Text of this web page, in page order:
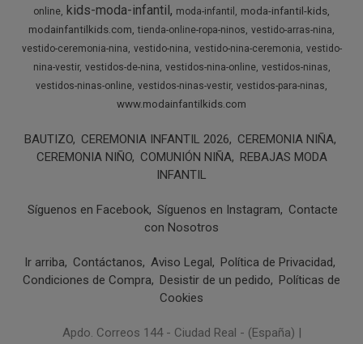
online
kids-moda-infantil moda-infantil
moda-infantil-kids
modainfantilkids.com tienda-online-ropa-ninos vestido-arras-nina
vestido-ceremonia-nina vestido-nina vestido-nina-ceremonia vestido-
nina-vestir vestidos-de-nina vestidos-nina-online vestidos-ninas
vestidos-ninas-online vestidos-ninas-vestir vestidos-para-ninas
www.modainfantilkids.com
BAUTIZO CEREMONIA INFANTIL 2026
CEREMONIA NIÑA
CEREMONIA NIÑO COMUNIÓN NIÑA REBAJAS MODA
INFANTIL
Síguenos en Facebook Síguenos en Instagram
Contacte
con Nosotros
Ir arriba Contáctanos Aviso Legal
Política de Privacidad
Condiciones de Compra
Desistir de un pedido
Políticas de
Cookies
Apdo. Correos 144 - Ciudad Real - (España) |